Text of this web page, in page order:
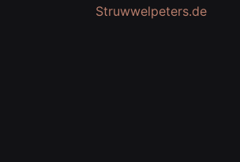
Struwwelpeters.de